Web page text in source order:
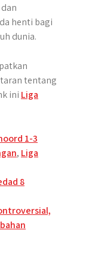
henti bagi
dunia.
tentang
ini Liga
1-3
, Liga
8